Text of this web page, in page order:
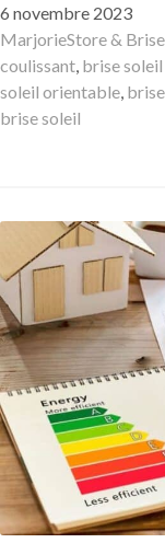
Publié
le
6 novembre 2023
Auteur
MarjorieCatégories
Store &
coulissant, brise
soleil orientable,
brise soleil